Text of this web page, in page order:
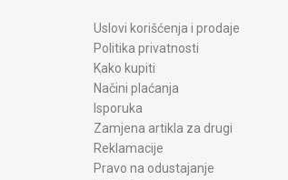
Uslovi korišćenja i prodaje
Politika privatnosti
Kako kupiti
Načini plaćanja
Isporuka
Zamjena artikla za drugi
Reklamacije
Pravo na odustajanje